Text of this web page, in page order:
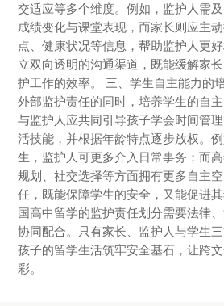
交适应等多个维度。例如，监护人需
成绩变化与课堂表现，而家长则应主
点、健康状况等信息，帮助监护人更
立双向透明的沟通渠道，既能缓解家
护工作的效率。 三、学生自主能力的
外部监护责任的同时，培养学生的自
与监护人应共同引导孩子学会时间管
活技能，并根据年龄特点逐步放权。
生，监护人可更多介入日常事务；而
规划、社交选择等方面拥有更多自主
任，既能保障学生的安全，又能促进
国高中留学的监护责任划分需要法律
协同配合。只有家长、监护人与学生
孩子的留学生活筑牢安全基石，让跨
彩。